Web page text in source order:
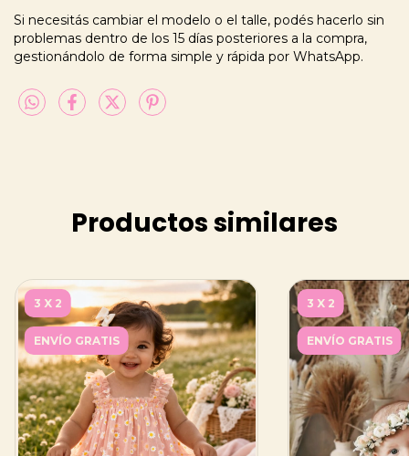
Si necesitás cambiar el modelo o el talle, podés hacerlo sin
problemas dentro de los 15 días posteriores a la compra,
gestionándolo de forma simple y rápida por WhatsApp.
Productos similares
3 X 2
ENVÍO GRATIS
3 X 2
ENVÍO GRATIS